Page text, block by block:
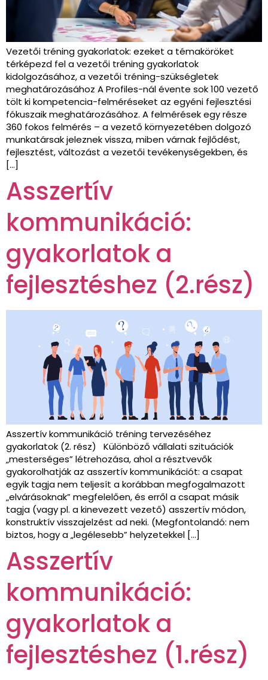
Vezetői tréning gyakorlatok: ezeket a témaköröket
térképezd fel a vezetői tréning gyakorlatok
kidolgozásához, a vezetői tréning-szükségletek
meghatározásához A Profiles-nál évente sok 100 vezető
tölt ki kompetencia-felméréseket az egyéni fejlesztési
fókuszaik meghatározásához. A felmérések egy része
360 fokos felmérés – a vezető környezetében dolgozó
munkatársak jeleznek vissza, miben várnak fejlődést,
fejlesztést, változást a vezetői tevékenységekben, és
[…]
Asszertív
kommunikáció:
gyakorlatok a
fejlesztéshez (2.rész)
Asszertív kommunikáció tréning tervezéséhez
gyakorlatok (2. rész) Különböző vállalati szituációk
„mesterséges” létrehozása, ahol a résztvevők
gyakorolhatják az asszertív kommunikációt: a csapat
egyik tagja nem teljesít a korábban megfogalmazott
„elvárásoknak” megfelelően, és erről a csapat másik
tagja (vagy pl. a kinevezett vezető) asszertív módon,
konstruktív visszajelzést ad neki. (Megfontolandó: nem
biztos, hogy a „legélesebb” helyzetekkel […]
Asszertív
kommunikáció:
gyakorlatok a
fejlesztéshez (1.rész)